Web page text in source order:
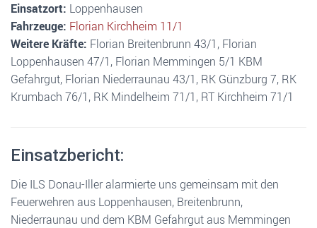
Einsatzort: Loppenhausen
Fahrzeuge: Florian Kirchheim 11/1
Weitere Kräfte: Florian Breitenbrunn 43/1, Florian
Loppenhausen 47/1, Florian Memmingen 5/1 KBM
Gefahrgut, Florian Niederraunau 43/1, RK Günzburg 7, RK
Krumbach 76/1, RK Mindelheim 71/1, RT Kirchheim 71/1
Einsatzbericht:
Die ILS Donau-Iller alarmierte uns gemeinsam mit den
Feuerwehren aus Loppenhausen, Breitenbrunn,
Niederraunau und dem KBM Gefahrgut aus Memmingen